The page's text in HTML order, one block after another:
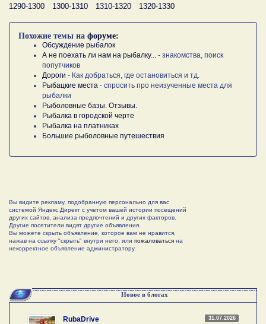
1290-1300
1300-1310 1310-1320 1320-1330
Похожие темы на форуме:
Обсуждение рыбалок
А не поехать ли нам на рыбалку...
- знакомства, поиск
попутчиков
Дороги - Как добраться, где остановиться и тд.
Рыбацкие места - спросить про неизученные места для
рыбалки
Рыболовные базы. Отзывы.
Рыбалка в городской черте
Рыбалка на платниках
Большие рыболовные путешествия
Вы видите рекламу, подобранную персонально для вас
системой Яндекс.Директ с учетом вашей истории посещений
других сайтов, анализа предпочтений и других факторов.
Другие посетители видят другие объявления.
Вы можете скрыть объявление, которое вам не нравится,
нажав на ссылку "скрыть" внутри него, или пожаловаться на
некорректное объявление администратору.
Новое в блогах
31.07.2026
RubaDrive